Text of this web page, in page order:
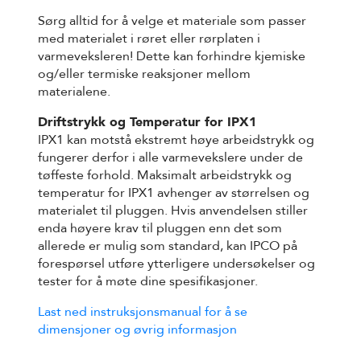
Sørg alltid for å velge et materiale som passer
med materialet i røret eller rørplaten i
varmeveksleren! Dette kan forhindre kjemiske
og/eller termiske reaksjoner mellom
materialene.
Driftstrykk og Temperatur for IPX1
IPX1 kan motstå ekstremt høye arbeidstrykk og
fungerer derfor i alle varmevekslere under de
tøffeste forhold. Maksimalt arbeidstrykk og
temperatur for IPX1 avhenger av størrelsen og
materialet til pluggen. Hvis anvendelsen stiller
enda høyere krav til pluggen enn det som
allerede er mulig som standard, kan IPCO på
forespørsel utføre ytterligere undersøkelser og
tester for å møte dine spesifikasjoner.
Last ned instruksjonsmanual for å se
dimensjoner og øvrig informasjon